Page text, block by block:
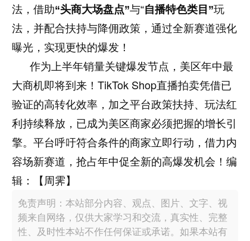
法，借助“头商大场盘点”与“自播特色类目 ”玩
法，并配合扶持与降佣政策，通过全新赛道强化
曝光，实现更快的爆发！
作为上半年销量关键爆发节点，美区年中最
大商机即将到来！ TikTok Shop直播拍卖凭借已
验证的高转化效率，加之平台政策扶持、玩法红
利持续释放，已成为美区商家必须把握的增长引
擎。平台呼吁符合条件的商家立即行动，借力内
容场新赛道，抢占年中促全新的高爆发机会！ 编
辑：【周霁】
免责声明：本站部分内容、观点、图片、文字、视
频来自网络，仅供大家学习和交流，真实性、完整
性、及时性本站不作任何保证或承诺。如果本站有